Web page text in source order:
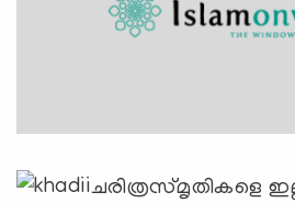
ചരിത്രസ്മൃതികളെ